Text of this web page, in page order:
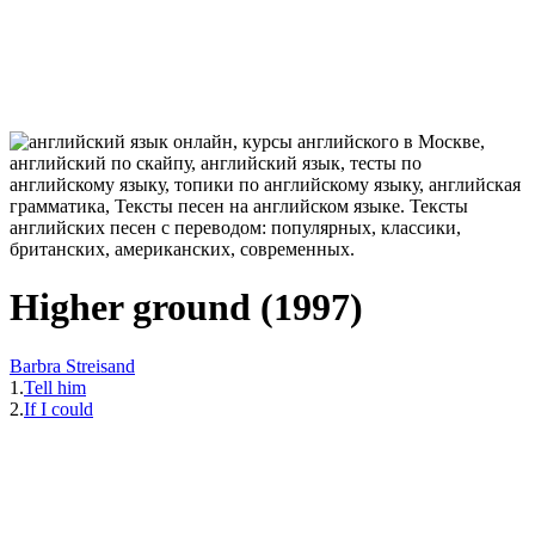
Higher ground (1997)
Barbra Streisand
1.Tell him
2.If I could